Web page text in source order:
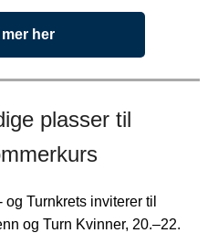
mer her
plasser til
Turnkrets inviterer til
og Turn Kvinner, 20.–22.